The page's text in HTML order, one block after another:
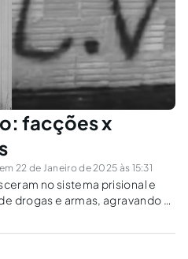
facções x
22 de Janeiro de 2025 às 15:31
no sistema prisional e
drogas e armas, agravando a